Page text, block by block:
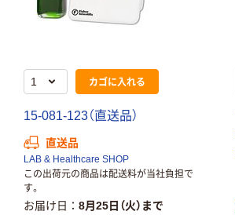
カゴに入れる
15-081-123（直送品）
直送品
LAB & Healthcare SHOP
この出荷元の商品は配送料が当社負担で
す。
お届け日 8月25日（火）まで
り温度ロガー
「ログみ~るR」
カゴへ
佐藤計量器製作
所 温湿度データ
ロガー記憶計/ト
レサビリティー
￥75,099~